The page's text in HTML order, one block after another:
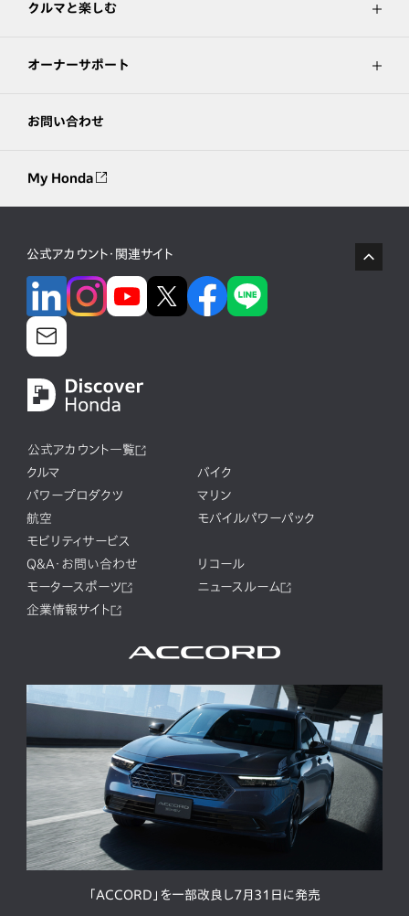
クルマと楽しむ
オーナーサポート
お問い合わせ
My Honda
公式アカウント・関連サイト
公式アカウント一覧
クルマ
バイク
パワープロダクツ
マリン
航空
モバイルパワーパック
モビリティサービス
Q&A・お問い合わせ
リコール
モータースポーツ
ニュースルーム
企業情報サイト
「ACCORD」を一部改良し7月31日に発売